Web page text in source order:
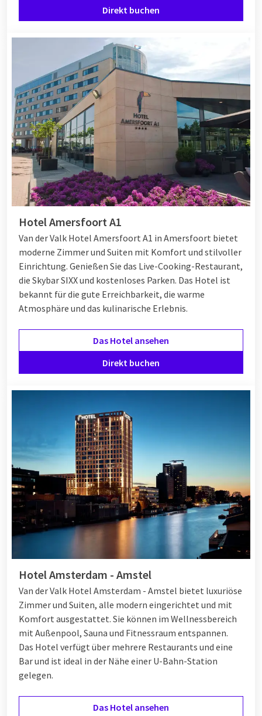
gestalten, wie kostenloses WLAN,Parkplätze
undFitnessmöglichkeiten. Und mit dem freundlichen und
hilfsbereiten Personal, das rund um die Uhr für Sie da ist,
fühlen Sie sich bei Van der Valk sofort wie zu Hause.
Direkt buchen
Hotel Amersfoort A1
Van der Valk Hotel Amersfoort A1 in Amersfoort bietet
moderne Zimmer und Suiten mit Komfort und stilvoller
Einrichtung. Genießen Sie das Live-Cooking-Restaurant,
die Skybar SIXX und kostenloses Parken. Das Hotel ist
bekannt für die gute Erreichbarkeit, die warme
Atmosphäre und das kulinarische Erlebnis.
Das Hotel ansehen
Direkt buchen
Hotel Amsterdam - Amstel
Van der Valk Hotel Amsterdam - Amstel bietet luxuriöse
Zimmer und Suiten, alle modern eingerichtet und mit
Komfort ausgestattet. Sie können im Wellnessbereich
mit Außenpool, Sauna und Fitnessraum entspannen.
Das Hotel verfügt über mehrere Restaurants und eine
Bar und ist ideal in der Nähe einer U-Bahn-Station
gelegen.
Das Hotel ansehen